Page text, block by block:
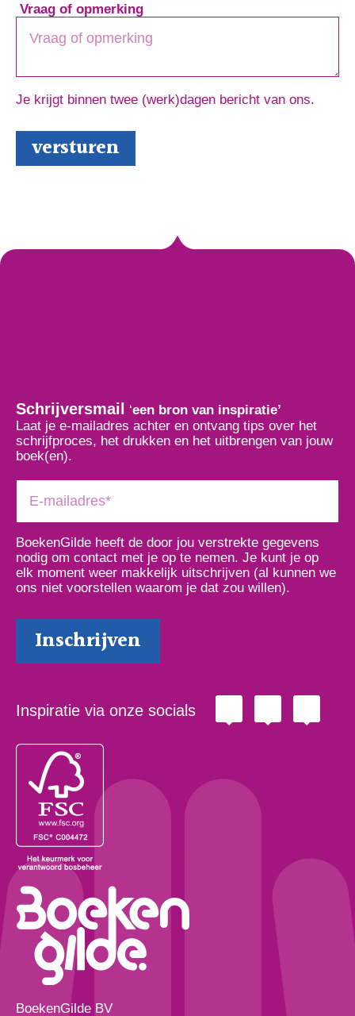
Vraag of opmerking
Je krijgt binnen twee (werk)dagen bericht van ons.
Schrijversmail ‘een bron van inspiratie’
Laat je e-mailadres achter en ontvang tips over het
schrijfproces, het drukken en het uitbrengen van jouw
boek(en).
BoekenGilde heeft de door jou verstrekte gegevens
nodig om contact met je op te nemen. Je kunt je op
elk moment weer makkelijk uitschrijven (al kunnen we
ons niet voorstellen waarom je dat zou willen).
Inspiratie via onze socials
BoekenGilde BV